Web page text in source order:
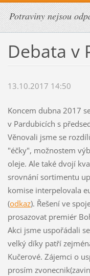
Potraviny nejsou
Debata v
13.10.2017 14:50
Koncem dubna 2017
v Pardubicích s
Věnovali jsme se
"éčky", možnostem
oleje. Ale také dvojí
srovnání sortimentu
komise interpelovala
(odkaz). Řešení ve
prosazovat premiér
Akci jsme uspořádali
velký díky patří
Kučerové. Zájemci o
prosím